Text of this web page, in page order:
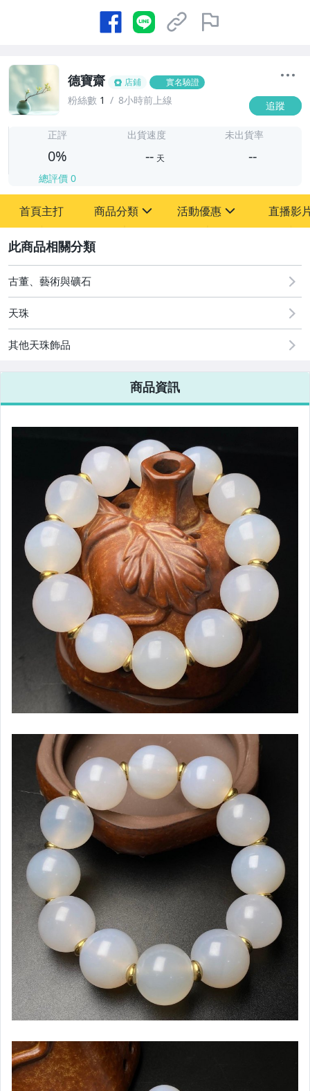
德寶齋 店鋪 實名驗證
粉絲數 1 8小時前上線 追蹤
-
正評
0%
總評價 0
出貨速度
-- 天
未出貨率
--
首頁主打 商品分類
其它
活動優惠
[全店] 追蹤本賣場立減60元【粉絲轉享】
直播影
古董、藝術與礦石
天珠
其他天珠飾品
商品資訊